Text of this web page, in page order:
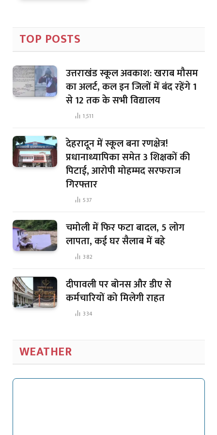
TOP POSTS
उत्तराखंड स्कूल अवकाश: खराब मौसम
का अलर्ट, कल इन जिलों में बंद रहेंगे 1
से 12 तक के सभी विद्यालय
1,511
देहरादून में स्कूल बना रणक्षेत्र!
प्रधानाध्यापिका समेत 3 शिक्षकों की
पिटाई, आरोपी मोहम्मद सरफराज
गिरफ्तार
537
चमोली में फिर फटा बादल, 5 लोग
लापता, कई घर सैलाब में बहे
382
दीपावली पर बोनस और डीए से
कर्मचारियों को मिलेगी राहत
334
WEATHER